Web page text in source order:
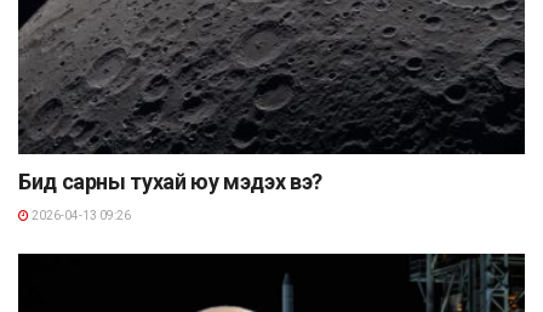
Бид сарны тухай юу мэдэх вэ?
2026-04-13 09:26